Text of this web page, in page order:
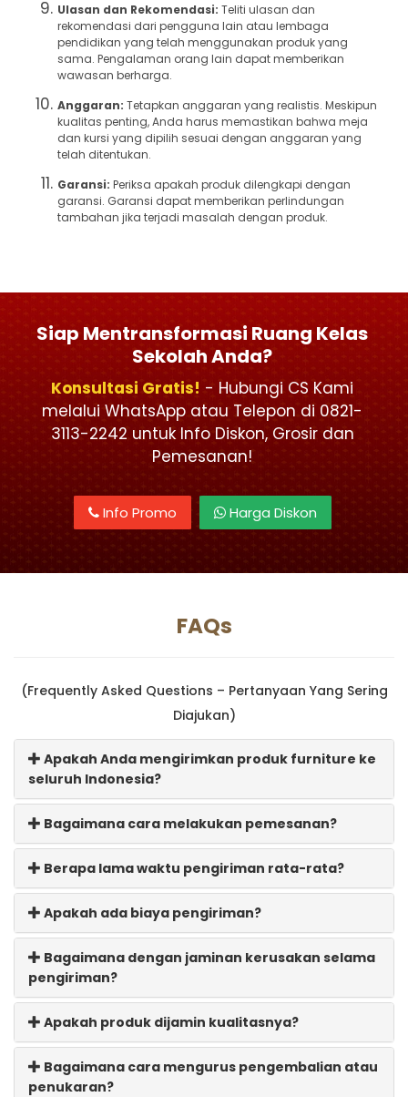
Ulasan dan Rekomendasi: Teliti ulasan dan
rekomendasi dari pengguna lain atau lembaga
pendidikan yang telah menggunakan produk yang
sama. Pengalaman orang lain dapat memberikan
wawasan berharga.
Anggaran: Tetapkan anggaran yang realistis. Meskipun
kualitas penting, Anda harus memastikan bahwa meja
dan kursi yang dipilih sesuai dengan anggaran yang
telah ditentukan.
Garansi: Periksa apakah produk dilengkapi dengan
garansi. Garansi dapat memberikan perlindungan
tambahan jika terjadi masalah dengan produk.
Siap Mentransformasi Ruang Kelas
Sekolah Anda?
Konsultasi Gratis! - Hubungi CS Kami
melalui WhatsApp atau Telepon di 0821-
3113-2242 untuk Info Diskon, Grosir dan
Pemesanan!
Info Promo Harga Diskon
FAQs
(Frequently Asked Questions – Pertanyaan Yang Sering
Diajukan)
Apakah Anda mengirimkan produk furniture ke
seluruh Indonesia?
Bagaimana cara melakukan pemesanan?
Berapa lama waktu pengiriman rata-rata?
Apakah ada biaya pengiriman?
Bagaimana dengan jaminan kerusakan selama
pengiriman?
Apakah produk dijamin kualitasnya?
Bagaimana cara mengurus pengembalian atau
penukaran?